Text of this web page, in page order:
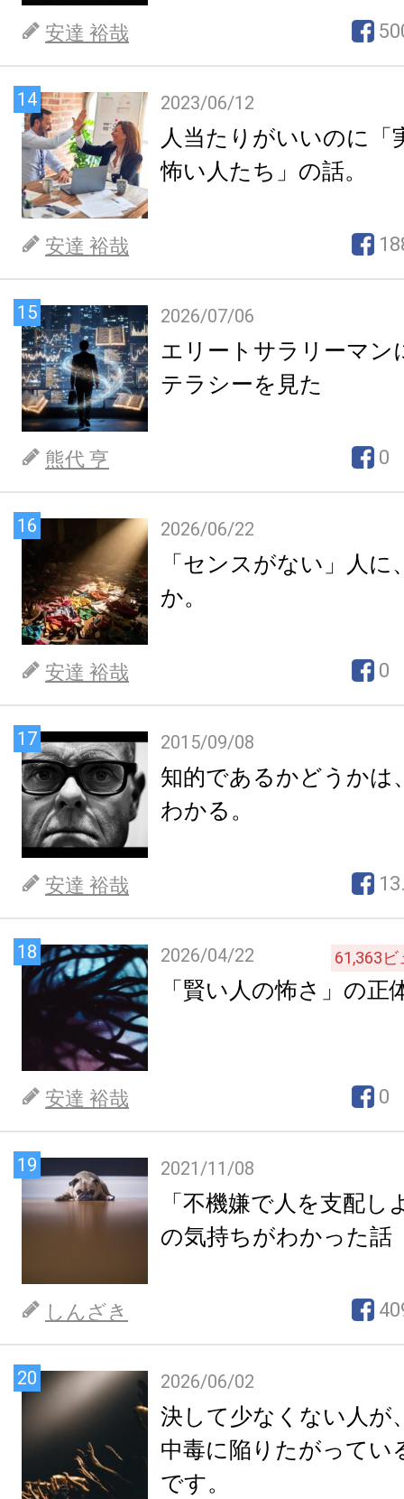
安達 裕哉
14 2023/06/12
人当たりがいいのに「
怖い人たち」の話。
安達 裕哉
15 2026/07/06
エリートサラリーマン
テラシーを見た
熊代 亨 0
16 2026/06/22
「センスがない」人
か。
安達 裕哉 0
17 2015/09/08
知的であるかどうかは
わかる。
安達 裕哉
18 2026/04/22 61,363ビ
「賢い人の怖さ」の正
安達 裕哉 0
19 2021/11/08
「不機嫌で人を支配し
の気持ちがわかった話
しんざき
20 2026/06/02
決して少なくない人が
中毒に陥りたがってい
です。